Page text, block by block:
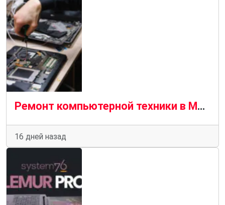
Ремонт компьютерной техники в Москве: услуги, диагностика, гарантия
16 дней назад